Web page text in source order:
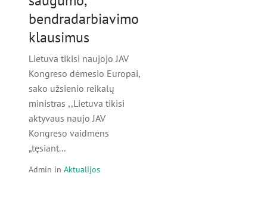
bendradarbiavimo
klausimus
Lietuva tikisi naujojo JAV
Kongreso dėmesio Europai,
sako užsienio reikalų
ministras ,,Lietuva tikisi
aktyvaus naujo JAV
Kongreso vaidmens
„tęsiant...
Admin in Aktualijos